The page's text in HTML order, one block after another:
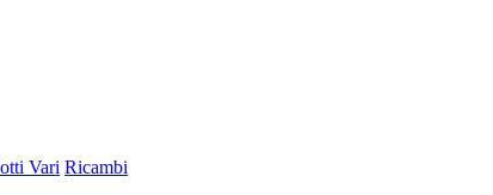
Vari Ricambi